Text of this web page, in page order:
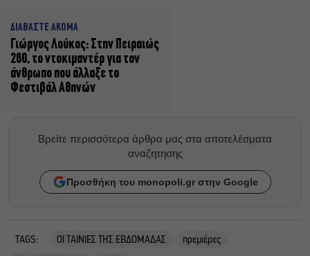
ΔΙΑΒΑΣΤΕ ΑΚΟΜΑ
Γιώργος Λούκος: Στην Πειραιώς
260, το ντοκιμαντέρ για τον
άνθρωπο που άλλαξε το
Φεστιβάλ Αθηνών
Βρείτε περισσότερα άρθρα μας στα αποτελέσματα
αναζητησης
Προσθήκη του monopoli.gr στην Google
TAGS: ΟΙ ΤΑΙΝΙΕΣ ΤΗΣ ΕΒΔΟΜΑΔΑΣ
πρεμιέρες